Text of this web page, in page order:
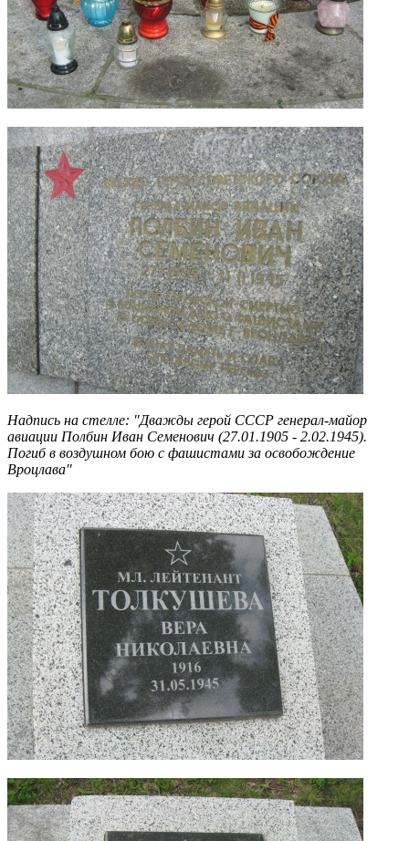
Надпись на стелле: "Дважды герой СССР генерал-майор
авиации Полбин Иван Семенович (27.01.1905 - 2.02.1945).
Погиб в воздушном бою с фашистами за освобождение
Вроцлава"